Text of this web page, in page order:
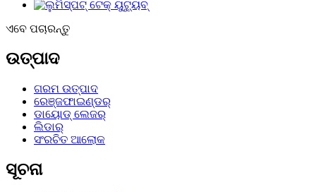
ଏବେ ପଚାରନ୍ତୁ
ଉତ୍ପାଦ
ଗରମ ଉତ୍ପାଦ
ରେଞ୍ଜଫାଇଣ୍ଡର୍
ଡାୟୋଡ୍ ଲେଜର୍
ଲିଡାର୍
ସଂରଚିତ ଆଲୋକ
ସୂଚନା